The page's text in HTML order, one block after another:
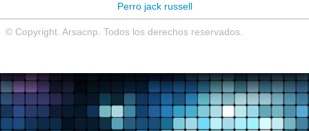
Perro jack russell
© Copyright. Arsacnp. Todos los derechos reservados.